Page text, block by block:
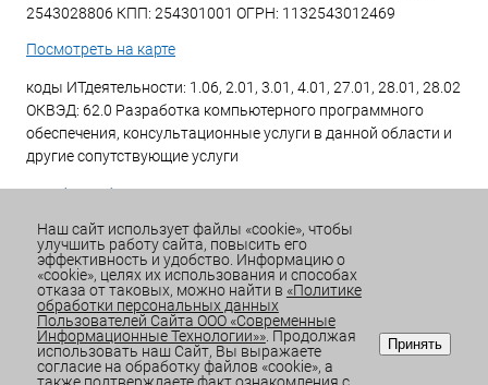
2543028806 КПП: 254301001 ОГРН: 1132543012469
Посмотреть на карте
коды ИТдеятельности: 1.06, 2.01, 3.01, 4.01, 27.01, 28.01, 28.02
ОКВЭД: 62.0 Разработка компьютерного программного
обеспечения, консультационные услуги в данной области и
другие сопутствующие услуги
Email:office@sitdv.ru
График работы Пн-Пт: с 9:00 до 18:00 Сб/Вс: Выходной
Наш сайт использует файлы «cookie», чтобы
улучшить работу сайта, повысить его
эффективность и удобство. Информацию о
«cookie», целях их использования и способах
отказа от таковых, можно найти в «Политике
обработки персональных данных
Пользователей Сайта ООО «Современные
Информационные Технологии»». Продолжая
использовать наш Сайт, Вы выражаете
согласие на обработку файлов «cookie», а
Принять